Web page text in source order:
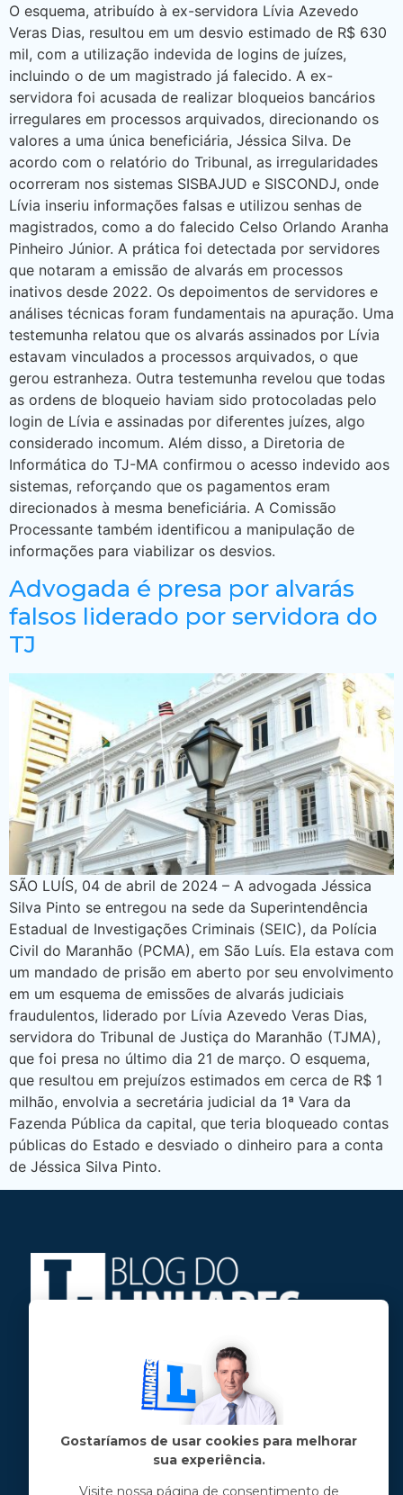
O esquema, atribuído à ex-servidora Lívia Azevedo
Veras Dias, resultou em um desvio estimado de R$ 630
mil, com a utilização indevida de logins de juízes,
incluindo o de um magistrado já falecido. A ex-
servidora foi acusada de realizar bloqueios bancários
irregulares em processos arquivados, direcionando os
valores a uma única beneficiária, Jéssica Silva. De
acordo com o relatório do Tribunal, as irregularidades
ocorreram nos sistemas SISBAJUD e SISCONDJ, onde
Lívia inseriu informações falsas e utilizou senhas de
magistrados, como a do falecido Celso Orlando Aranha
Pinheiro Júnior. A prática foi detectada por servidores
que notaram a emissão de alvarás em processos
inativos desde 2022. Os depoimentos de servidores e
análises técnicas foram fundamentais na apuração. Uma
testemunha relatou que os alvarás assinados por Lívia
estavam vinculados a processos arquivados, o que
gerou estranheza. Outra testemunha revelou que todas
as ordens de bloqueio haviam sido protocoladas pelo
login de Lívia e assinadas por diferentes juízes, algo
considerado incomum. Além disso, a Diretoria de
Informática do TJ-MA confirmou o acesso indevido aos
sistemas, reforçando que os pagamentos eram
direcionados à mesma beneficiária. A Comissão
Processante também identificou a manipulação de
informações para viabilizar os desvios.
Advogada é presa por alvarás
falsos liderado por servidora do
TJ
SÃO LUÍS, 04 de abril de 2024 – A advogada Jéssica
Silva Pinto se entregou na sede da Superintendência
Estadual de Investigações Criminais (SEIC), da Polícia
Civil do Maranhão (PCMA), em São Luís. Ela estava com
um mandado de prisão em aberto por seu envolvimento
em um esquema de emissões de alvarás judiciais
fraudulentos, liderado por Lívia Azevedo Veras Dias,
servidora do Tribunal de Justiça do Maranhão (TJMA),
que foi presa no último dia 21 de março. O esquema,
que resultou em prejuízos estimados em cerca de R$ 1
milhão, envolvia a secretária judicial da 1ª Vara da
Fazenda Pública da capital, que teria bloqueado contas
públicas do Estado e desviado o dinheiro para a conta
de Jéssica Silva Pinto.
Jose Linhares Jr é maranhense.
Formado em Jornalismo, estudou filosofia
e tem pós-graduações em ciência política
e marketing político.
Gostaríamos de usar cookies para melhorar
sua experiência.
Visite nossa página de consentimento de